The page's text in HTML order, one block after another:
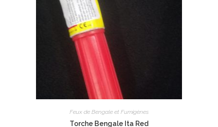
Feux de Bengale et Fumigènes
Torche Bengale Ita Red